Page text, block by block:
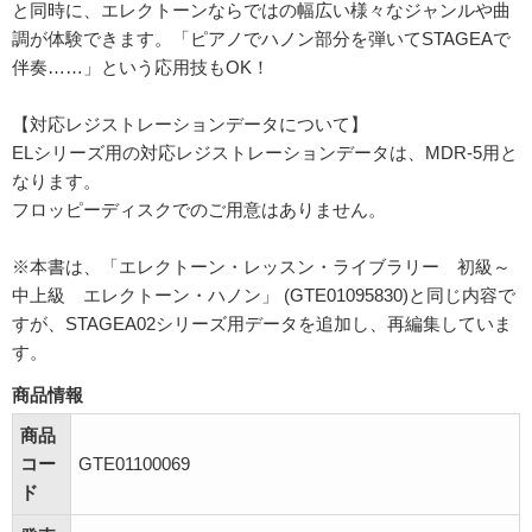
と同時に、エレクトーンならではの幅広い様々なジャンルや曲
調が体験できます。「ピアノでハノン部分を弾いてSTAGEAで
伴奏……」という応用技もOK！
【対応レジストレーションデータについて】
ELシリーズ用の対応レジストレーションデータは、MDR-5用と
なります。
フロッピーディスクでのご用意はありません。
※本書は、「エレクトーン・レッスン・ライブラリー 初級～
中上級 エレクトーン・ハノン」 (GTE01095830)と同じ内容で
すが、STAGEA02シリーズ用データを追加し、再編集していま
す。
商品情報
商品
コー
ド
GTE01100069